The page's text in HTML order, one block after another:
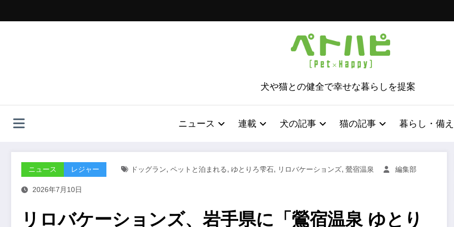
ッ
犬や猫との健全で幸せな暮らしを提案
ニュース 連載 犬の記事 猫の記事 暮らし・備え
ニュース レジャー ドッグラン, ペットと泊まれる, ゆとりろ雫石, リロバケーションズ, 鶯宿温泉 編集部
2026年7月10日
リロバケーションズ、岩手県に「鶯宿温泉 ゆとり